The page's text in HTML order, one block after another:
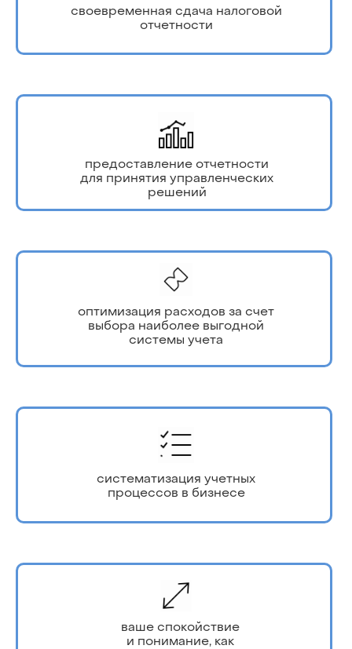
своевременная сдача налоговой
отчетности
оптимизация расходов за счет
выбора наиболее выгодной
системы учета
предоставление отчетности
для принятия управленческих
решений
ваше спокойствие
и понимание, как
систематизация учетных
процессов в бизнесе